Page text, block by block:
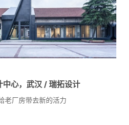
心，武汉 / 瑞拓设计
老厂房带去新的活力